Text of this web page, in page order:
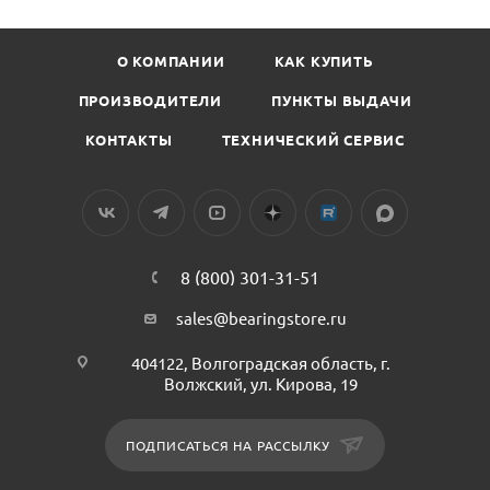
О КОМПАНИИ КАК КУПИТЬ
ПРОИЗВОДИТЕЛИ ПУНКТЫ ВЫДАЧИ
КОНТАКТЫ ТЕХНИЧЕСКИЙ СЕРВИС
8 (800) 301-31-51
sales@bearingstore.ru
404122, Волгоградская область, г.
Волжский, ул. Кирова, 19
ПОДПИСАТЬСЯ НА РАССЫЛКУ